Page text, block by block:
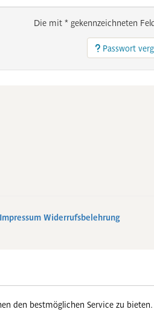
Die mit * gekennzeichneten
Passwort
Impressum Widerrufsbelehrung
den bestmöglichen Service zu